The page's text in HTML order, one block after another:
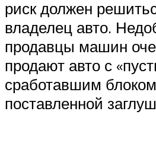
риск должен
владелец авто.
продавцы машин
продают авто с
сработавшим
поставленной